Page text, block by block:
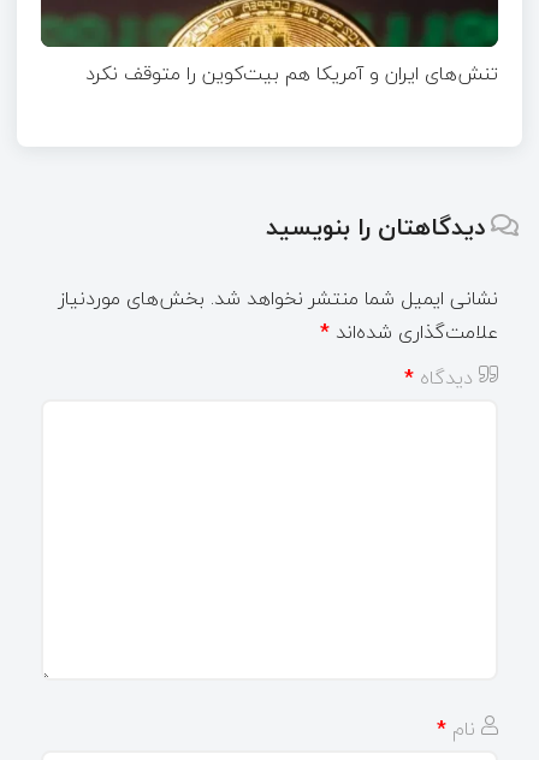
تنش‌های ایران و آمریکا هم بیت‌کوین را متوقف نکرد
دیدگاهتان را بنویسید
نشانی ایمیل شما منتشر نخواهد شد. بخش‌های موردنیاز
علامت‌گذاری شده‌اند *
دیدگاه *
نام *